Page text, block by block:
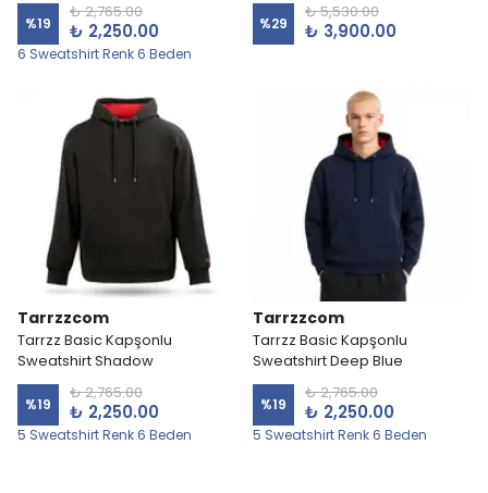
%19
₺ 2,765.00
₺ 2,250.00
6 Sweatshirt Renk 6 Beden
%29
₺ 5,530.00
₺ 3,900.00
Tarrzzcom
Tarrzz Basic Kapşonlu
Sweatshirt Shadow
%19
₺ 2,765.00
₺ 2,250.00
5 Sweatshirt Renk 6 Beden
Tarrzzcom
Tarrzz Basic Kapşonlu
Sweatshirt Deep Blue
%19
₺ 2,765.00
₺ 2,250.00
5 Sweatshirt Renk 6 Beden